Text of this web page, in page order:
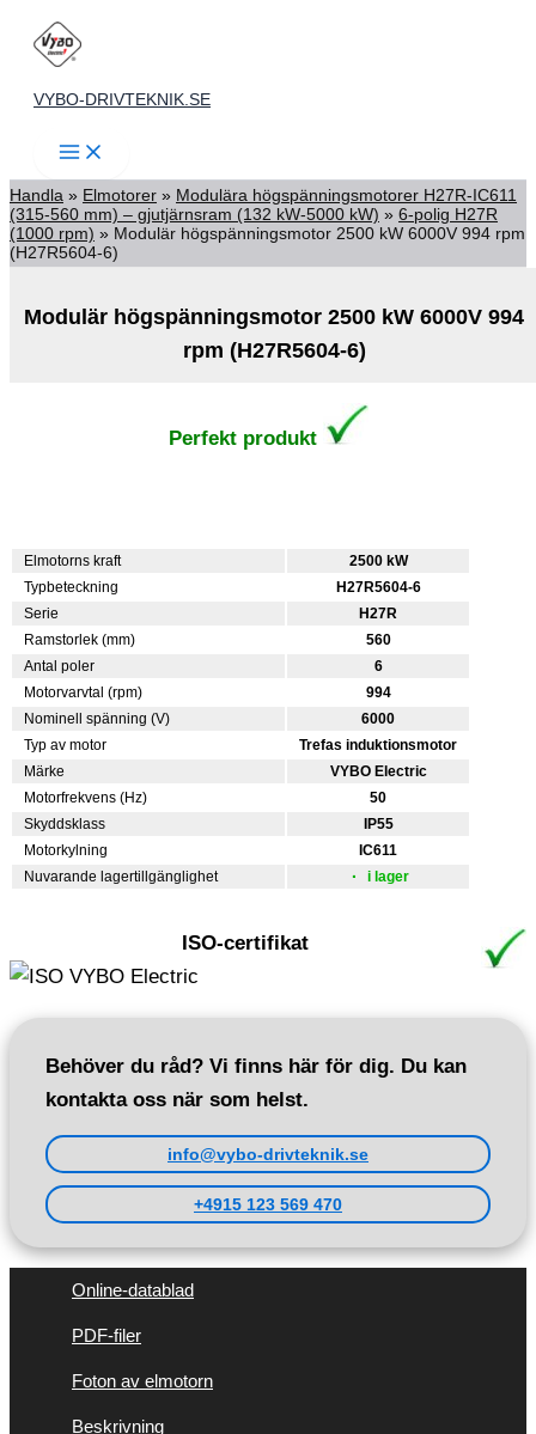
Hoppa
innehåll
VYBO-DRIVTEKNIK.SE
Handla » Elmotorer » Modulära högspänningsmotorer H27R-IC611
(315-560 mm) – gjutjärnsram (132 kW-5000 kW) » 6-polig H27R
(1000 rpm) » Modulär högspänningsmotor 2500 kW 6000V 994 rpm
(H27R5604-6)
Modulär högspänningsmotor 2500 kW 6000V 994
rpm (H27R5604-6)
Perfekt produkt
Elmotorns kraft
2500 kW
Typbeteckning
H27R5604-6
Serie
H27R
Ramstorlek (mm)
560
Antal poler
6
Motorvarvtal (rpm)
994
Nominell spänning (V)
6000
Typ av motor
Trefas induktionsmotor
Märke
VYBO Electric
Motorfrekvens (Hz)
50
Skyddsklass
IP55
Motorkylning
IC611
Nuvarande lagertillgänglighet
i lager
ISO-certifikat
Behöver du råd? Vi finns här för dig. Du kan
kontakta oss när som helst.
info@vybo-drivteknik.se
+4915 123 569 470
Online-datablad
PDF-filer
Foton av elmotorn
Beskrivning